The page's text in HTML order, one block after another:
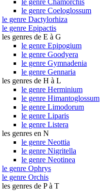
le genre Chamorchis
le genre Coeloglossum
le genre Dactylorhiza
le genre Epipactis
les genres de E à G
le genre Epipogium
le genre Goodyera
le genre Gymnadenia
le genre Gennaria
les genres de H à L
le genre Herminium
le genre Himantoglossum
le genre Limodorum
le genre Liparis
le genre Listera
les genres en N
le genre Neottia
le genre Nigritella
le genre Neotinea
le genre Ophrys
le genre Orchis
les genres de P à T